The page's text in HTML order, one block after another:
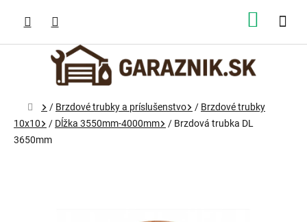
Domov
/ Brzdové trubky a príslušenstvo / Brzdové trubky
10x10
/ Dĺžka 3550mm-4000mm / Brzdová trubka DL
3650mm